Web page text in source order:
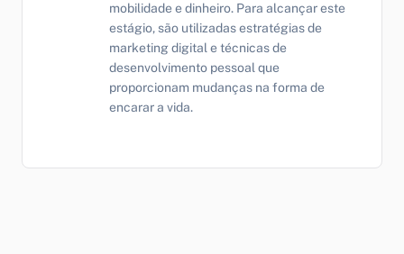
mobilidade e dinheiro. Para alcançar este
estágio, são utilizadas estratégias de
marketing digital e técnicas de
desenvolvimento pessoal que
proporcionam mudanças na forma de
encarar a vida.